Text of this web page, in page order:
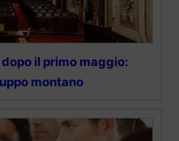
dopo il primo maggio:
montano